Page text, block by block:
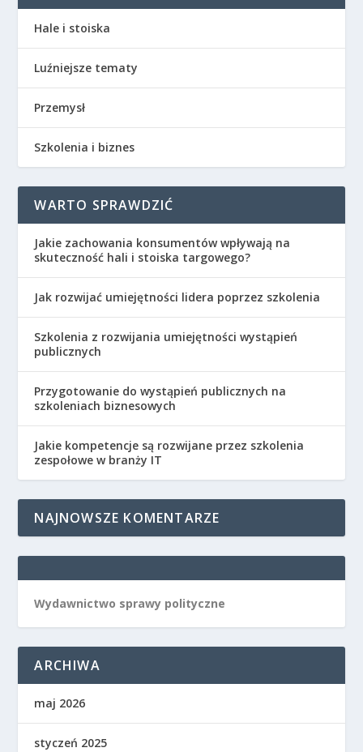
Hale i stoiska
Luźniejsze tematy
Przemysł
Szkolenia i biznes
WARTO SPRAWDZIĆ
Jakie zachowania konsumentów wpływają na
skuteczność hali i stoiska targowego?
Jak rozwijać umiejętności lidera poprzez szkolenia
Szkolenia z rozwijania umiejętności wystąpień
publicznych
Przygotowanie do wystąpień publicznych na
szkoleniach biznesowych
Jakie kompetencje są rozwijane przez szkolenia
zespołowe w branży IT
NAJNOWSZE KOMENTARZE
Wydawnictwo sprawy polityczne
ARCHIWA
maj 2026
styczeń 2025